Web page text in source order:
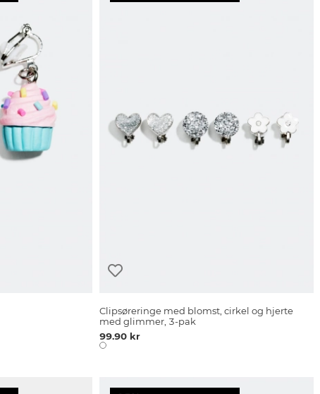
Clipsøreringe med blomst, cirkel og hjerte
med glimmer, 3-pak
99.90 kr